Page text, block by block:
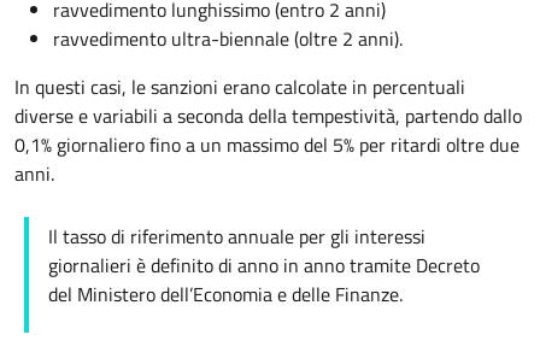
ravvedimento lunghissimo (entro 2 anni)
ravvedimento ultra-biennale (oltre 2 anni).
In questi casi, le sanzioni erano calcolate in percentuali
diverse e variabili a seconda della tempestività, partendo dallo
0,1% giornaliero fino a un massimo del 5% per ritardi oltre due
anni.
Il tasso di riferimento annuale per gli interessi
giornalieri è definito di anno in anno tramite Decreto
del Ministero dell’Economia e delle Finanze.